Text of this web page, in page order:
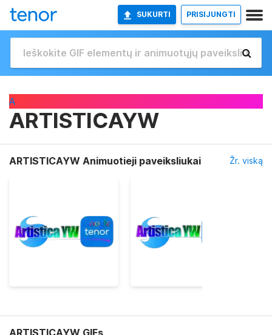
SUKURTI PRISIJUNGTI
A
ARTISTICAYW
ARTISTICAYW Animuotieji paveiksliukai Žr. viską
ARTISTICAYW GIFs